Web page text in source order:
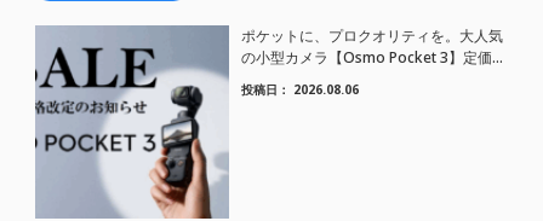
ポケットに、プロクオリティを。大人気
の小型カメラ【Osmo Pocket 3】定価が
さらにお値下げされました！
投稿日： 2026.08.06